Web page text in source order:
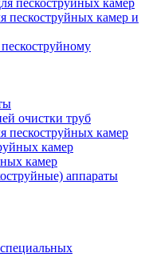
пескоструйных камер
пескоструйных камер и
очистки труб
пескоструйных камер
камер
камер
аппараты